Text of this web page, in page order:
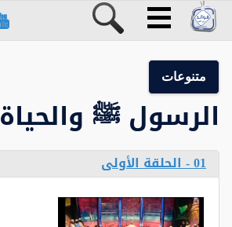
متنوعات
الرسول ﷺ والحياة
01 - الحلقة الأولى